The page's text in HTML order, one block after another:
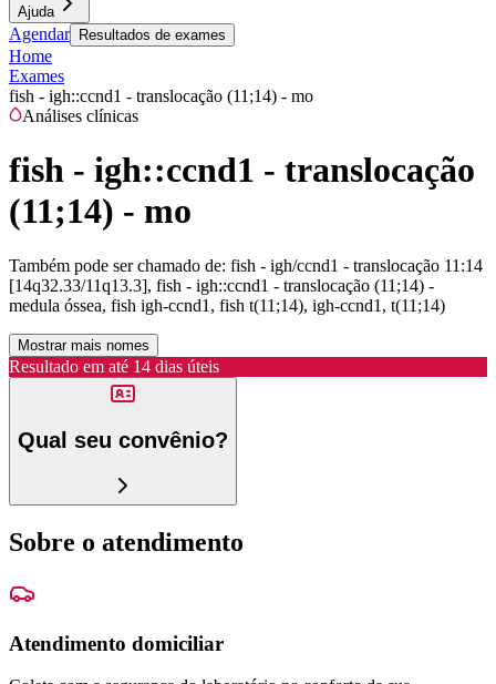
Ajuda
Agendar Resultados de exames
Home
Exames
fish - igh::ccnd1 - translocação (11;14) - mo
Análises clínicas
fish - igh::ccnd1 - translocação
(11;14) - mo
Também pode ser chamado de: fish - igh/ccnd1 - translocação 11:14
[14q32.33/11q13.3], fish - igh::ccnd1 - translocação (11;14) -
medula óssea, fish igh-ccnd1, fish t(11;14), igh-ccnd1, t(11;14)
Mostrar mais nomes
Resultado em até 14 dias úteis
Qual seu convênio?
Sobre o atendimento
Atendimento domiciliar